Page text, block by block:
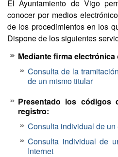
El Ayuntamiento de Vigo
conocer por medios
de los procedimientos en los
Dispone de los siguientes
Mediante firma
Consulta de la
de un mismo titular
Presentado los
registro:
Consulta individual de
Consulta individual de
Internet